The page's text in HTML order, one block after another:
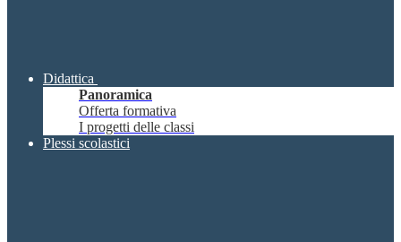
Didattica
Panoramica
Offerta formativa
I progetti delle classi
Plessi scolastici